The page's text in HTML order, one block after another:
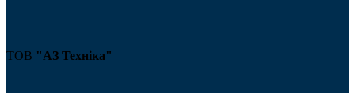
ТОВ "АЗ Техніка"